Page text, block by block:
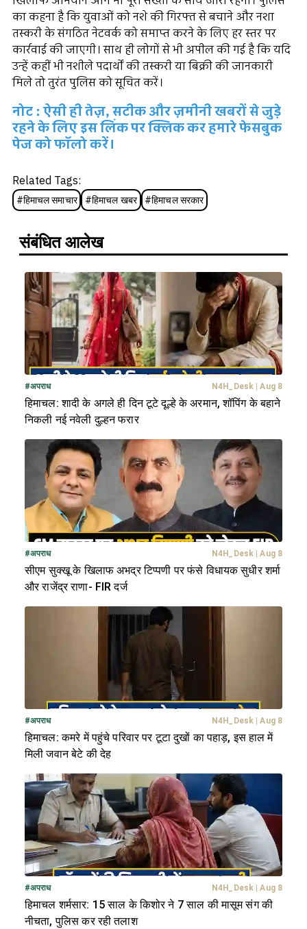
का कहना है कि युवाओं को नशे की गिरफ्त से बचाने और नशा
तस्करी के संगठित नेटवर्क को समाप्त करने के लिए हर स्तर पर
कार्रवाई की जाएगी। साथ ही लोगों से भी अपील की गई है कि यदि
उन्हें कहीं भी नशीले पदार्थों की तस्करी या बिक्री की जानकारी
मिले तो तुरंत पुलिस को सूचित करें।
नोट : ऐसी ही तेज़, सटीक और ज़मीनी खबरों से जुड़े
रहने के लिए इस लिंक पर क्लिक कर हमारे फेसबुक
पेज को फॉलो करें।
Related Tags:
#हिमाचल समाचार #हिमाचल खबर #हिमाचल सरकार
संबंधित आलेख
#अपराध N4H_Desk Aug 8
हिमाचल: शादी के अगले ही दिन टूटे दूल्हे के अरमान, शॉपिंग के बहाने
निकली नई नवेली दुल्हन फरार
#अपराध N4H_Desk Aug 8
सीएम सुक्खू के खिलाफ अभद्र टिप्पणी पर फंसे विधायक सुधीर शर्मा
और राजेंद्र राणा- FIR दर्ज
#अपराध N4H_Desk Aug 8
हिमाचल: कमरे में पहुंचे परिवार पर टूटा दुखों का पहाड़, इस हाल में
मिली जवान बेटे की देह
#अपराध N4H_Desk Aug 8
हिमाचल शर्मसार: 15 साल के किशोर ने 7 साल की मासूम संग की
नीचता, पुलिस कर रही तलाश